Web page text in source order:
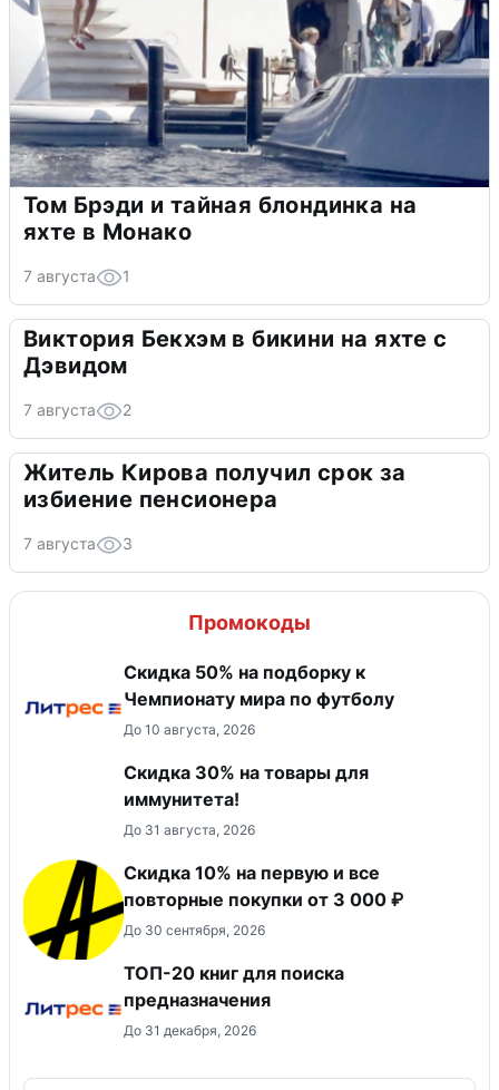
Том Брэди и тайная блондинка на
яхте в Монако
7 августа 1
Виктория Бекхэм в бикини на яхте с
Дэвидом
7 августа 2
Житель Кирова получил срок за
избиение пенсионера
7 августа 3
Промокоды
Скидка 50% на подборку к
Чемпионату мира по футболу
До 10 августа, 2026
Скидка 30% на товары для
иммунитета!
До 31 августа, 2026
Скидка 10% на первую и все
повторные покупки от 3 000 ₽
До 30 сентября, 2026
ТОП-20 книг для поиска
предназначения
До 31 декабря, 2026